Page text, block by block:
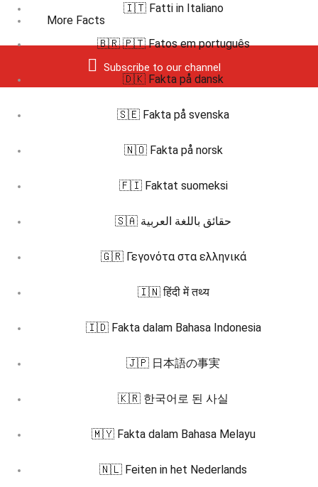
More Facts
Subscribe to our channel
🇮🇹 Fatti in Italiano
🇧🇷 🇵🇹 Fatos em português
🇩🇰 Fakta på dansk
🇸🇪 Fakta på svenska
🇳🇴 Fakta på norsk
🇫🇮 Faktat suomeksi
🇸🇦 حقائق باللغة العربية
🇬🇷 Γεγονότα στα ελληνικά
🇮🇳 हिंदी में तथ्य
🇮🇩 Fakta dalam Bahasa Indonesia
🇯🇵 日本語の事実
🇰🇷 한국어로 된 사실
🇲🇾 Fakta dalam Bahasa Melayu
🇳🇱 Feiten in het Nederlands